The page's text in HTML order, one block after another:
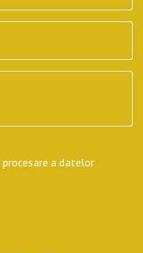
a datelor